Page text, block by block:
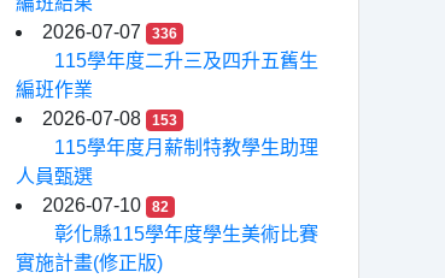
2026-07-07
336
115學年度二升三及四升五舊生
編班作業
2026-07-08
153
115學年度月薪制特教學生助理
人員甄選
2026-07-10
82
彰化縣115學年度學生美術比賽
實施計畫(修正版)